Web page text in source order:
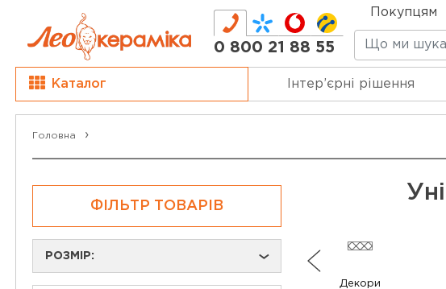
Покупцям
0 800 21 88 55
Каталог Інтер’єрні рішення
Головна
ФІЛЬТР ТОВАРІВ
РОЗМІР: ›
Декори